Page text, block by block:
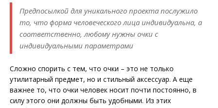
Предпосылкой для уникального проекта послужило
то, что форма человеческого лица индивидуальна, а
соответственно, любому нужны очки с
индивидуальными параметрами
Сложно спорить с тем, что очки – это не только
утилитарный предмет, но и стильный аксессуар. А еще
важнее то, что очки человек носит почти постоянно, в
силу этого они должны быть удобными. Из этих